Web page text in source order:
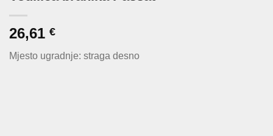
26,61 €
Mjesto ugradnje: straga desno